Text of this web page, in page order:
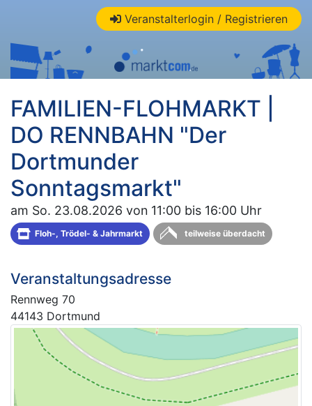
Veranstalterlogin / Registrieren
FAMILIEN-FLOHMARKT |
DO RENNBAHN "Der
Dortmunder
Sonntagsmarkt"
am So. 23.08.2026 von 11:00 bis 16:00 Uhr
Floh-, Trödel- & Jahrmarkt teilweise überdacht
Veranstaltungsadresse
Rennweg 70
44143 Dortmund